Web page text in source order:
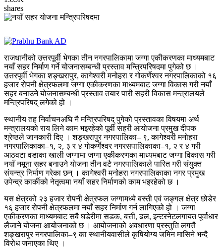
shares
राजधानीको उत्तरपूर्वी भेगका तीन नगरपालिकामा जग्गा एकीकरणका माध्यमबाट
नयाँ सहर निर्माण गर्ने योजनासम्बन्धी प्रस्ताव मन्त्रिपरिषदमा पुगेको छ ।
उत्तरपूर्वी भेगका शङ्खरापुर, कागेश्वरी मनोहरा र गोकर्णेश्वर नगरपालिकाको १६
हजार रोपनी क्षेत्रफलमा जग्गा एकीकरणका माध्यमबाट जग्गा विकास गरी नयाँ
सहर बनाउने योजनासम्बन्धी प्रस्ताव तयार पारी सहरी विकास मन्त्रालयले
मन्त्रिपरिषद् लगेको हो ।
स्थानीय तह निर्वाचनअघि नै मन्त्रिपरिषद् पुगेको प्रस्तावका विषयमा अर्थ
मन्त्रालयको राय लिने काम भइरहेको पूर्वी सहरी आयोजना प्रमुख दीपक
श्रेष्ठले जानकारी दिए । शङ्खरापुर नगरपालिका– ९, कागेश्वरी मनोहरा
नगरपालिकाका–१, २, ३ र ४ गोकर्णेश्वर नगरसपालिकाका–१, २ र ४ गरी
आठवटा वडाका खाली जग्गामा जग्गा एकीकरणका माध्यमबाट जग्गा विकास गरी
नयाँ नमूना सहर बनाउने योजना तीन वटै नगरपालिकाले पारित गरी संयुक्त
संयन्त्र निर्माण गरेका छन् । कागेश्वरी मनोहरा नगरपालिकाका नगर प्रमुख
उपेन्द्र कार्कीको नेतृत्वमा नयाँ सहर निर्माणको काम भइरहेको छ ।
यस क्षेत्रको २३ हजार रोपनी क्षेत्रफल जग्गामध्ये बस्ती एवं जङ्गल क्षेत्र छोडेर
१६ हजार रोपनी क्षेत्रफलमा नयाँ सहर निर्माण गर्न लागिएको हो । जग्गा
एकीकरणका माध्यमबाट सबै घडेरीमा सडक, बत्ती, ढल, इन्टरनेटलगायत पूर्वाधार
लैजाने योजना आयोजनाको छ । आयोजनाको अवधारणा प्रस्तुति लगत्तै
शङ्खरापुर नगरपालिका–९ का स्थानीयवासीले कृषियोग्य जमिन मासिने भन्दै
विरोध जनाएका थिए ।